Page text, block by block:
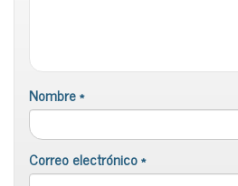
Nombre*
Correo electrónico*